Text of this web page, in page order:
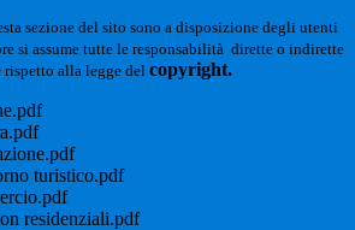
sezione del sito sono a disposizione degli utenti
si assume tutte le responsabilità dirette o indirette
alla legge del copyright.
turistico.pdf
residenziali.pdf